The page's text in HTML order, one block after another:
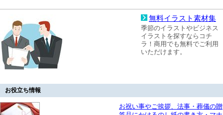
無料イラスト素材集
季節のイラストやビジネス
イラストを探すならコチ
ラ！商用でも無料でご利用
いただけます。
お役立ち情報
お祝い事やご挨拶、法事・葬儀の贈